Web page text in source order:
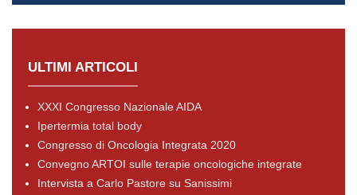
ULTIMI ARTICOLI
XXXI Congresso Nazionale AIDA
Ipertermia total body
Congresso di Oncologia Integrata 2020
Convegno ARTOI sulle terapie oncologiche integrate
Intervista a Carlo Pastore su Sanissimi